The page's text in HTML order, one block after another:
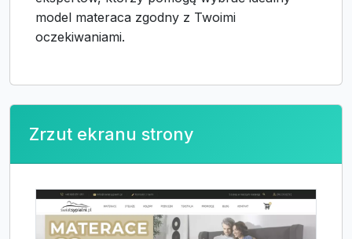
model materaca zgodny z Twoimi
oczekiwaniami.
Zrzut ekranu strony